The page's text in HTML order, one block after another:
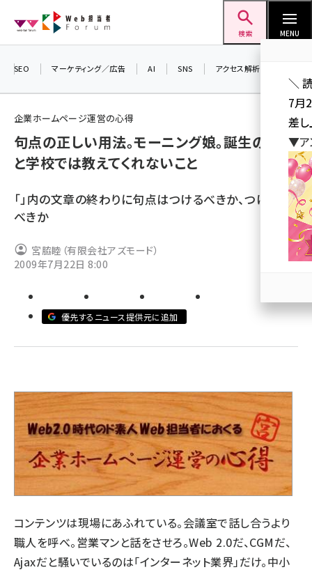
ン
検索 MENU
seo (3516)
youtube (2420)
セミナー (2296)
meo (1274)
SEO マーケティング／広告 AI SNS アクセス解析／データ分析
企業ホームページ運営の心得
句点の正しい用法。モーニング娘。誕生の裏側
と学校では教えてくれないこと
「」内の文章の終わりに句点はつけるべきか、つけない
べきか
宮脇睦（有限会社アズモード）
2009年7月22日 8:00
優先するニュース提供元に追加
コンテンツは現場にあふれている。会議室で話し合うより
職人を呼べ。営業マンと話をさせろ。Web 2.0だ、CGMだ、
Ajaxだと騒いでいるのは「インターネット業界」だけ。中小
＼
7月
差し
▼ア